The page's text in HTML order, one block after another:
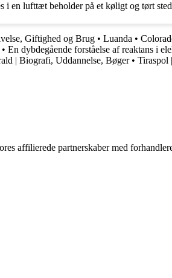
i en lufttæt beholder på et køligt og tørt
Giftighed og Brug • Luanda •
• En dybdegående forståelse af reaktans i
| Biografi, Uddannelse, Bøger• Tiraspol
affilierede partnerskaber med